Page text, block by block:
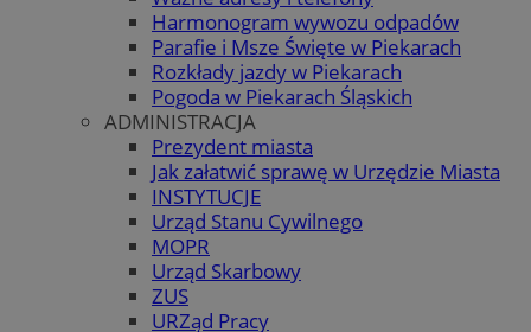
Harmonogram wywozu odpadów
Parafie i Msze Święte w Piekarach
Rozkłady jazdy w Piekarach
Pogoda w Piekarach Śląskich
ADMINISTRACJA
Prezydent miasta
Jak załatwić sprawę w Urzędzie Miasta
INSTYTUCJE
Urząd Stanu Cywilnego
MOPR
Urząd Skarbowy
ZUS
URZąd Pracy